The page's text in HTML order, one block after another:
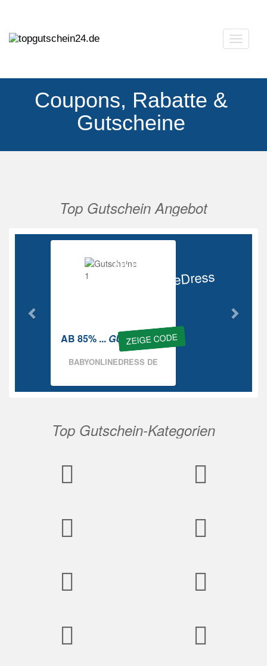
Coupons, Rabatte &
Gutscheine
Top Gutschein Angebot
Ab 85%
BabyOnlineDress
ZEIGE CODE
AB 85% ... GUTSCHEIN
BABYONLINEDRESS DE
Vorherige
Top Gutschein-Kategorien